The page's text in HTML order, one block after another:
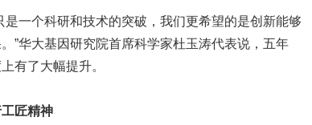
一个科研和技术的突破，我们更希望的是创新能够
”华大基因研究院首席科学家杜玉涛代表说，五年
有了大幅提升。
匠精神